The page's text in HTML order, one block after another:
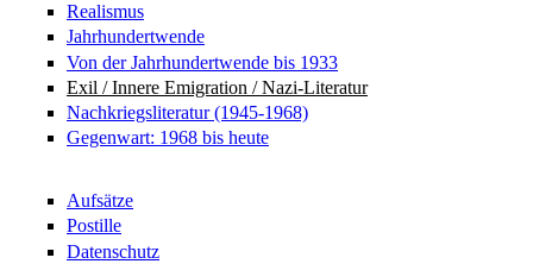
Realismus
Jahrhundertwende
Von der Jahrhundertwende bis 1933
Exil / Innere Emigration / Nazi-Literatur
Nachkriegsliteratur (1945-1968)
Gegenwart: 1968 bis heute
Aufsätze
Postille
Datenschutz